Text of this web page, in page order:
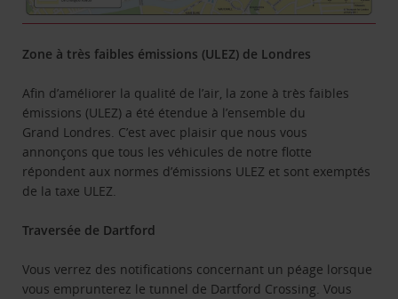
Zone à très faibles émissions (ULEZ) de Londres
Afin d’améliorer la qualité de l’air, la zone à très faibles
émissions (ULEZ) a été étendue à l’ensemble du
Grand Londres. C’est avec plaisir que nous vous
annonçons que tous les véhicules de notre flotte
répondent aux normes d’émissions ULEZ et sont exemptés
de la taxe ULEZ.
Traversée de Dartford
Vous verrez des notifications concernant un péage lorsque
vous emprunterez le tunnel de Dartford Crossing. Vous